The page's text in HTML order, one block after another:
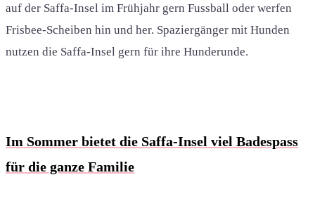
auf der Saffa-Insel im Frühjahr gern Fussball oder werfen
Frisbee-Scheiben hin und her. Spaziergänger mit Hunden
nutzen die Saffa-Insel gern für ihre Hunderunde.
Im Sommer bietet die Saffa-Insel viel Badespass
für die ganze Familie